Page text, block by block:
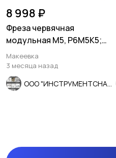
8 998 ₽
Фреза червячная
модульная М5, Р6М5К5;
20 гр, кл В, 3°19';
100х32х100.
Макеевка
3 месяца назад